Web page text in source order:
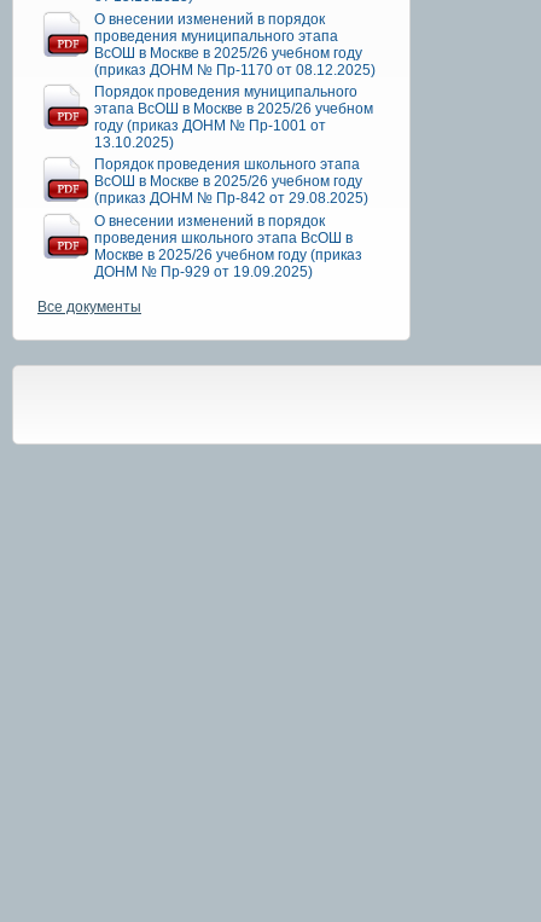
О внесении изменений в порядок
проведения муниципального этапа
ВсОШ в Москве в 2025/26 учебном году
(приказ ДОНМ № Пр-1170 от 08.12.2025)
Порядок проведения муниципального
этапа ВсОШ в Москве в 2025/26 учебном
году (приказ ДОНМ № Пр-1001 от
13.10.2025)
Порядок проведения школьного этапа
ВсОШ в Москве в 2025/26 учебном году
(приказ ДОНМ № Пр-842 от 29.08.2025)
О внесении изменений в порядок
проведения школьного этапа ВсОШ в
Москве в 2025/26 учебном году (приказ
ДОНМ № Пр-929 от 19.09.2025)
Все документы